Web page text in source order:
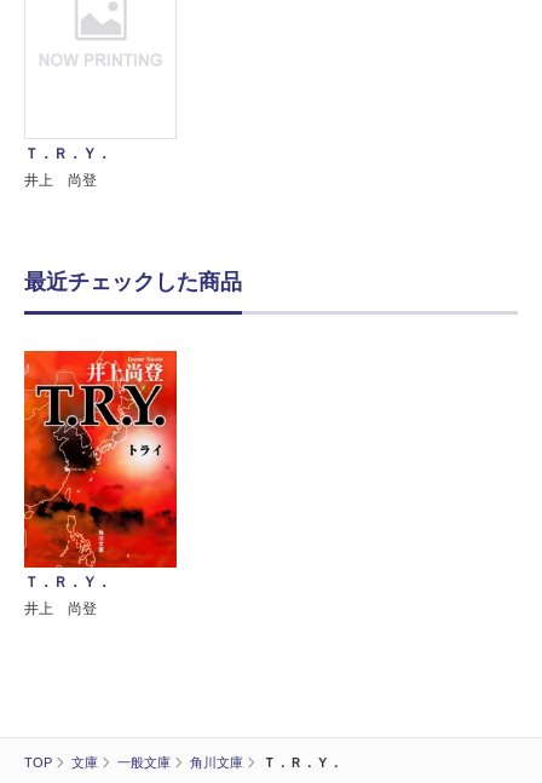
TOP 文庫 一般文庫 角川文庫 Ｔ．Ｒ．Ｙ．
Ｔ．Ｒ．Ｙ．
井上 尚登
最近チェックした商品
Ｔ．Ｒ．Ｙ．
井上 尚登